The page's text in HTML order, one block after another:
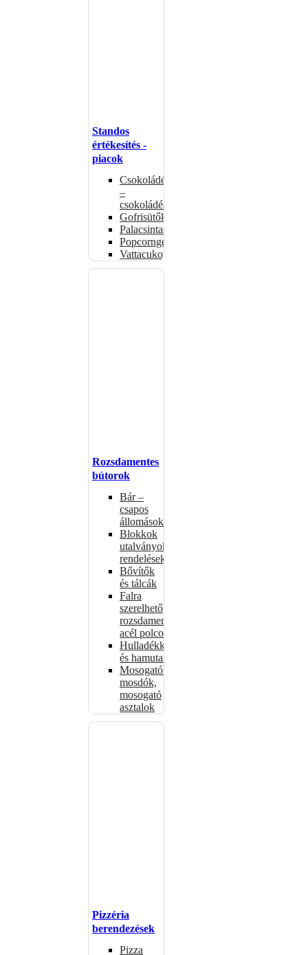
Standos
értékesítés -
piacok
Csokoládémelegítők
–
csokoládéadagolók
Gofrisütők
Palacsintasütők
Popcorngépek
Vattacukorgép
Rozsdamentes
bútorok
Bár –
csapos
állomások
Blokkok
utalványokhoz,
rendelésekhez
Bővítők
és tálcák
Falra
szerelhető
rozsdamentes
acél polcok
Hulladékkosarak
és hamutartók
Mosogatók,
mosdók,
mosogató
asztalok
Pizzéria
berendezések
Pizza